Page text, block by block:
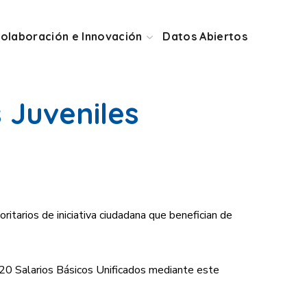
e Innovación Datos Abiertos
de iniciativa ciudadana que benefician de
Salarios Básicos Unificados mediante este